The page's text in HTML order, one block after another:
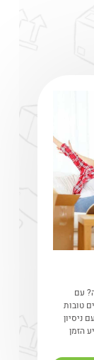
עם
טובות
ניסיון
הזמן